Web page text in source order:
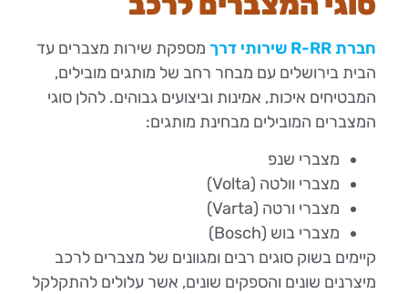
חברת R-RR שירותי דרך
מספקת שירות מצברים עד
הבית בירושלים עם מבחר רחב של מותגים מובילים,
המבטיחים איכות, אמינות וביצועים גבוהים. להלן סוגי
המצברים המובילים מבחינת מותגים:
מצברי שנפ
מצברי וולטה (Volta)
מצברי ורטה (Varta)
מצברי בוש (Bosch)
קיימים בשוק סוגים רבים ומגוונים של מצברים לרכב
מיצרנים שונים והספקים שונים, אשר עלולים להתקלקל